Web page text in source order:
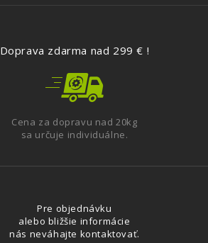
Doprava zdarma nad 299 € !
Cena za dopravu nad 20kg
sa určuje individuálne.
Pre objednávku
alebo bližšie informácie
nás neváhajte kontaktovať.